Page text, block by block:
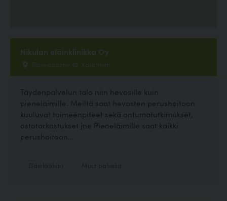
Nikulan eläinklinikka Oy
Raviradantie 42, Kaustinen
Täydenpalvelun talo niin hevosille kuin
pieneläimille. Meiltä saat hevosten perushoitoon
kuuluvat toimeenpiteet sekä ontumatutkimukset,
ostotarkastukset jne Pieneläimille saat kaikki
perushoitoon...